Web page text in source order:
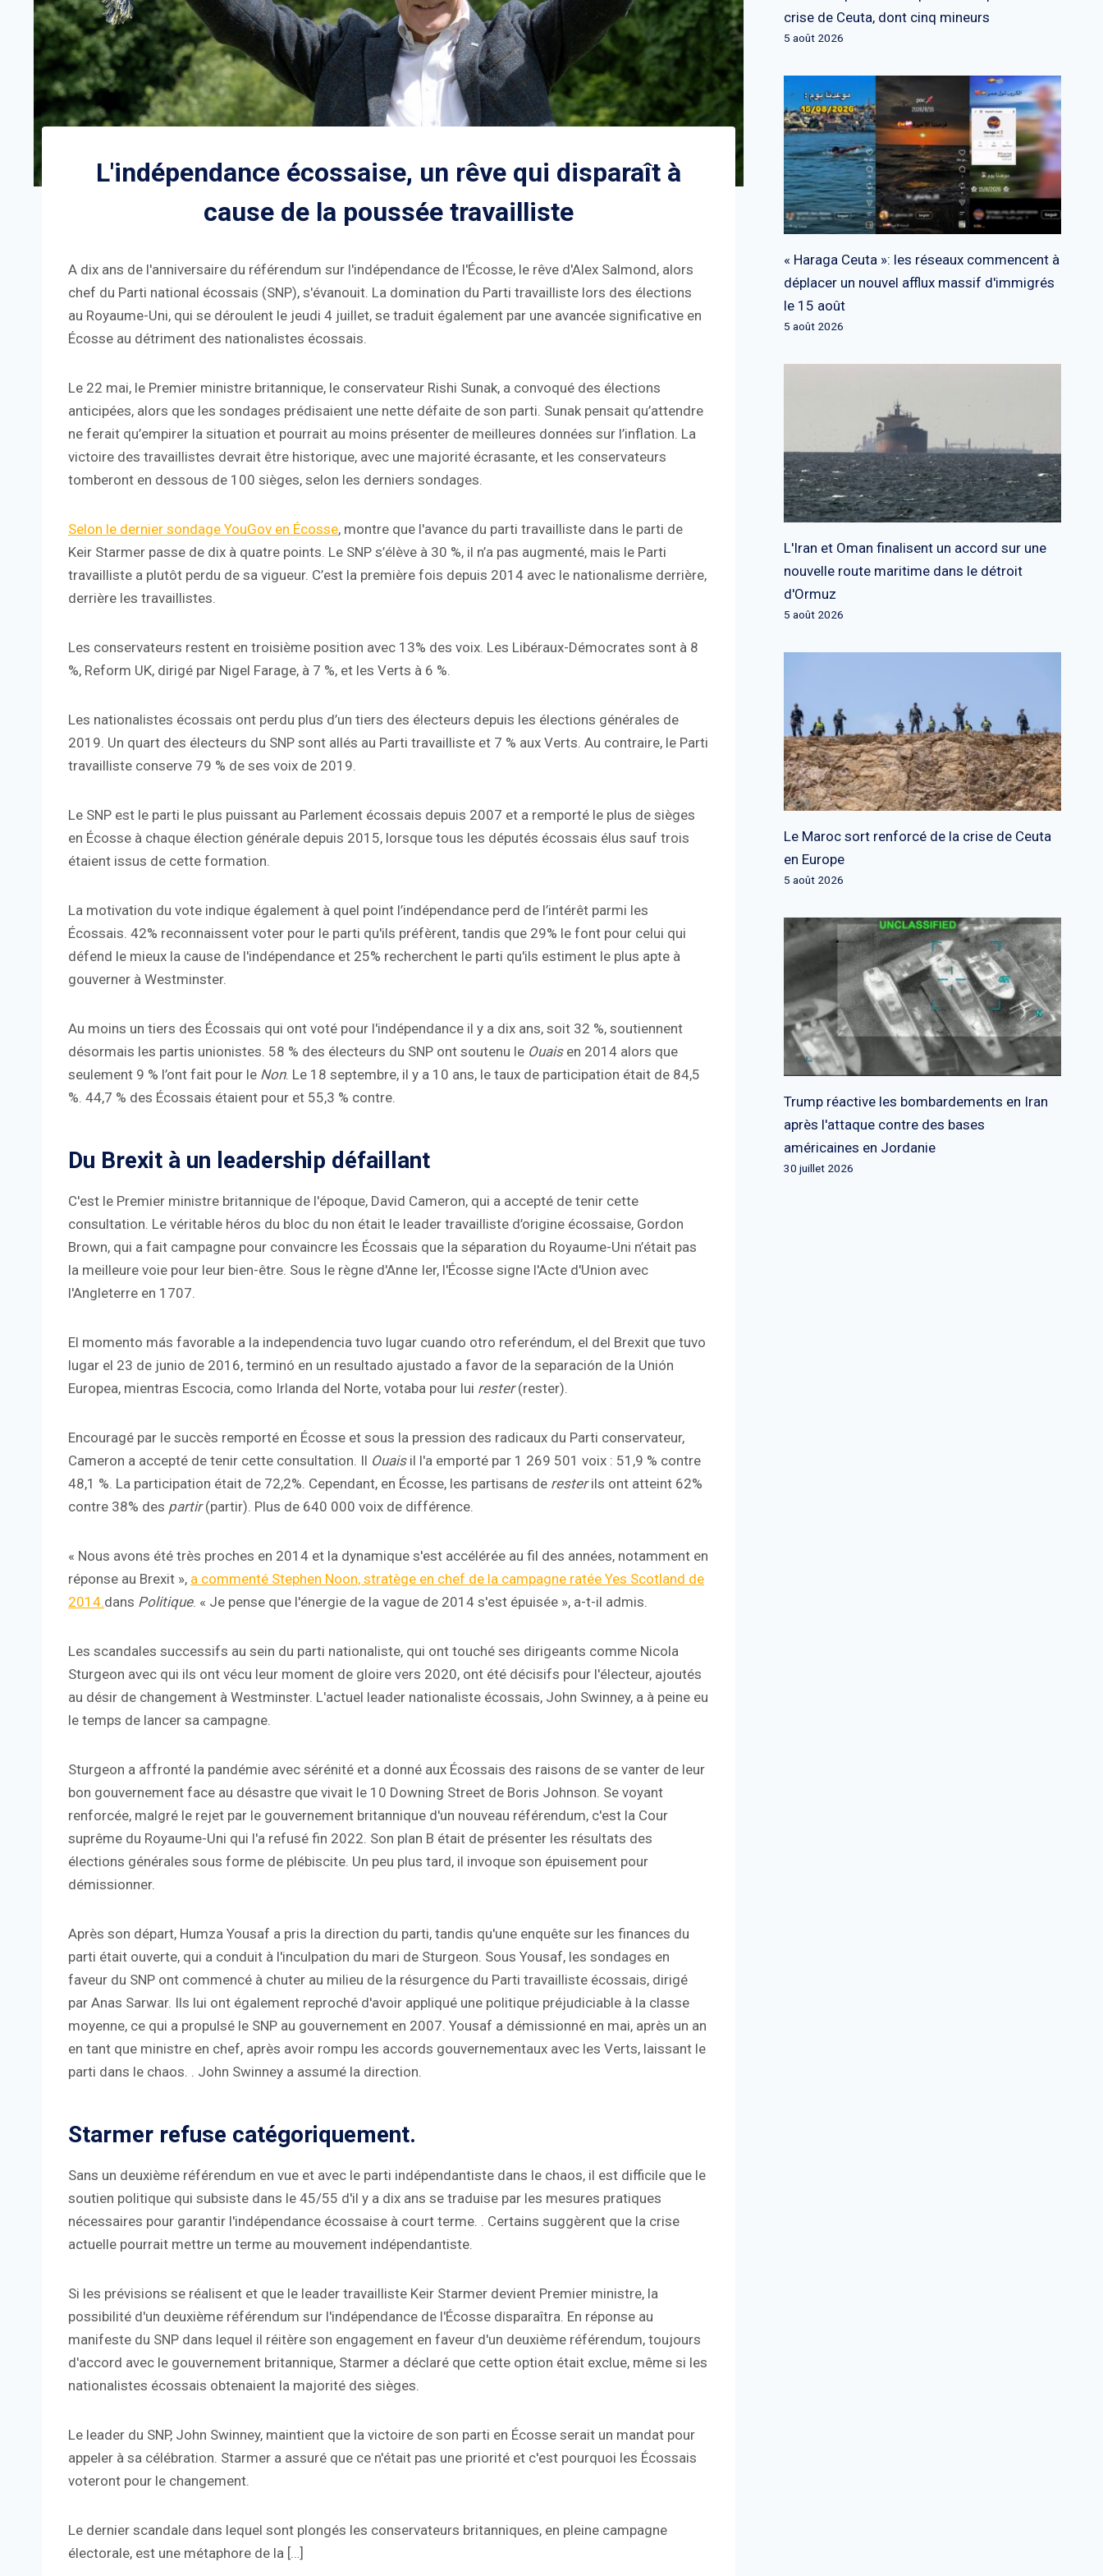
L'indépendance écossaise, un rêve qui disparaît à
cause de la poussée travailliste
A dix ans de l'anniversaire du référendum sur l'indépendance de l'Écosse, le rêve d'Alex Salmond, alors
chef du Parti national écossais (SNP), s'évanouit. La domination du Parti travailliste lors des élections
au Royaume-Uni, qui se déroulent le jeudi 4 juillet, se traduit également par une avancée significative en
Écosse au détriment des nationalistes écossais.
Le 22 mai, le Premier ministre britannique, le conservateur Rishi Sunak, a convoqué des élections
anticipées, alors que les sondages prédisaient une nette défaite de son parti. Sunak pensait qu’attendre
ne ferait qu’empirer la situation et pourrait au moins présenter de meilleures données sur l’inflation. La
victoire des travaillistes devrait être historique, avec une majorité écrasante, et les conservateurs
tomberont en dessous de 100 sièges, selon les derniers sondages.
Selon le dernier sondage YouGov en Écosse, montre que l'avance du parti travailliste dans le parti de
Keir Starmer passe de dix à quatre points. Le SNP s’élève à 30 %, il n’a pas augmenté, mais le Parti
travailliste a plutôt perdu de sa vigueur. C’est la première fois depuis 2014 avec le nationalisme derrière,
derrière les travaillistes.
Les conservateurs restent en troisième position avec 13% des voix. Les Libéraux-Démocrates sont à 8
%, Reform UK, dirigé par Nigel Farage, à 7 %, et les Verts à 6 %.
Les nationalistes écossais ont perdu plus d’un tiers des électeurs depuis les élections générales de
2019. Un quart des électeurs du SNP sont allés au Parti travailliste et 7 % aux Verts. Au contraire, le Parti
travailliste conserve 79 % de ses voix de 2019.
Le SNP est le parti le plus puissant au Parlement écossais depuis 2007 et a remporté le plus de sièges
en Écosse à chaque élection générale depuis 2015, lorsque tous les députés écossais élus sauf trois
étaient issus de cette formation.
La motivation du vote indique également à quel point l’indépendance perd de l’intérêt parmi les
Écossais. 42% reconnaissent voter pour le parti qu'ils préfèrent, tandis que 29% le font pour celui qui
défend le mieux la cause de l'indépendance et 25% recherchent le parti qu'ils estiment le plus apte à
gouverner à Westminster.
Au moins un tiers des Écossais qui ont voté pour l'indépendance il y a dix ans, soit 32 %, soutiennent
désormais les partis unionistes. 58 % des électeurs du SNP ont soutenu le Ouais en 2014 alors que
seulement 9 % l’ont fait pour le Non. Le 18 septembre, il y a 10 ans, le taux de participation était de 84,5
%. 44,7 % des Écossais étaient pour et 55,3 % contre.
Du Brexit à un leadership défaillant
C'est le Premier ministre britannique de l'époque, David Cameron, qui a accepté de tenir cette
consultation. Le véritable héros du bloc du non était le leader travailliste d’origine écossaise, Gordon
Brown, qui a fait campagne pour convaincre les Écossais que la séparation du Royaume-Uni n’était pas
la meilleure voie pour leur bien-être. Sous le règne d'Anne Ier, l'Écosse signe l'Acte d'Union avec
l'Angleterre en 1707.
El momento más favorable a la independencia tuvo lugar cuando otro referéndum, el del Brexit que tuvo
lugar el 23 de junio de 2016, terminó en un resultado ajustado a favor de la separación de la Unión
Europea, mientras Escocia, como Irlanda del Norte, votaba pour lui rester(rester).
Encouragé par le succès remporté en Écosse et sous la pression des radicaux du Parti conservateur,
Cameron a accepté de tenir cette consultation. Il Ouaisil l'a emporté par 1 269 501 voix : 51,9 % contre
48,1 %. La participation était de 72,2%. Cependant, en Écosse, les partisans de resterils ont atteint 62%
contre 38% des partir(partir). Plus de 640 000 voix de différence.
« Nous avons été très proches en 2014 et la dynamique s'est accélérée au fil des années, notamment en
réponse au Brexit », a commenté Stephen Noon, stratège en chef de la campagne ratée Yes Scotland de
2014.dans Politique. « Je pense que l'énergie de la vague de 2014 s'est épuisée », a-t-il admis.
Les scandales successifs au sein du parti nationaliste, qui ont touché ses dirigeants comme Nicola
Sturgeon avec qui ils ont vécu leur moment de gloire vers 2020, ont été décisifs pour l'électeur, ajoutés
au désir de changement à Westminster. L'actuel leader nationaliste écossais, John Swinney, a à peine eu
le temps de lancer sa campagne.
Sturgeon a affronté la pandémie avec sérénité et a donné aux Écossais des raisons de se vanter de leur
bon gouvernement face au désastre que vivait le 10 Downing Street de Boris Johnson. Se voyant
renforcée, malgré le rejet par le gouvernement britannique d'un nouveau référendum, c'est la Cour
suprême du Royaume-Uni qui l'a refusé fin 2022. Son plan B était de présenter les résultats des
élections générales sous forme de plébiscite. Un peu plus tard, il invoque son épuisement pour
démissionner.
Après son départ, Humza Yousaf a pris la direction du parti, tandis qu'une enquête sur les finances du
parti était ouverte, qui a conduit à l'inculpation du mari de Sturgeon. Sous Yousaf, les sondages en
faveur du SNP ont commencé à chuter au milieu de la résurgence du Parti travailliste écossais, dirigé
par Anas Sarwar. Ils lui ont également reproché d'avoir appliqué une politique préjudiciable à la classe
moyenne, ce qui a propulsé le SNP au gouvernement en 2007. Yousaf a démissionné en mai, après un an
en tant que ministre en chef, après avoir rompu les accords gouvernementaux avec les Verts, laissant le
parti dans le chaos. . John Swinney a assumé la direction.
Starmer refuse catégoriquement.
Sans un deuxième référendum en vue et avec le parti indépendantiste dans le chaos, il est difficile que le
soutien politique qui subsiste dans le 45/55 d'il y a dix ans se traduise par les mesures pratiques
nécessaires pour garantir l'indépendance écossaise à court terme. . Certains suggèrent que la crise
actuelle pourrait mettre un terme au mouvement indépendantiste.
Si les prévisions se réalisent et que le leader travailliste Keir Starmer devient Premier ministre, la
possibilité d'un deuxième référendum sur l'indépendance de l'Écosse disparaîtra. En réponse au
manifeste du SNP dans lequel il réitère son engagement en faveur d'un deuxième référendum, toujours
d'accord avec le gouvernement britannique, Starmer a déclaré que cette option était exclue, même si les
nationalistes écossais obtenaient la majorité des sièges.
Le leader du SNP, John Swinney, maintient que la victoire de son parti en Écosse serait un mandat pour
appeler à sa célébration. Starmer a assuré que ce n'était pas une priorité et c'est pourquoi les Écossais
voteront pour le changement.
Le dernier scandale dans lequel sont plongés les conservateurs britanniques, en pleine campagne
électorale, est une métaphore de la […]
crise de Ceuta, dont cinq mineurs
5 août 2026
« Haraga Ceuta »: les réseaux commencent à
déplacer un nouvel afflux massif d'immigrés
le 15 août
5 août 2026
L'Iran et Oman finalisent un accord sur une
nouvelle route maritime dans le détroit
d'Ormuz
5 août 2026
Le Maroc sort renforcé de la crise de Ceuta
en Europe
5 août 2026
Trump réactive les bombardements en Iran
après l'attaque contre des bases
américaines en Jordanie
30 juillet 2026